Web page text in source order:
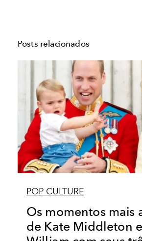
Posts relacionados
POP CULTURE
Os momentos mais
de Kate Middleton